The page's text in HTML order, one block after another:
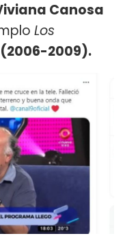
Canosa
Los
(2006-2009).